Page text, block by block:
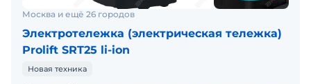
Москва и ещё 26 городов
Электротележка (электрическая тележка)
Prolift SRT25 li-ion
Новая техника